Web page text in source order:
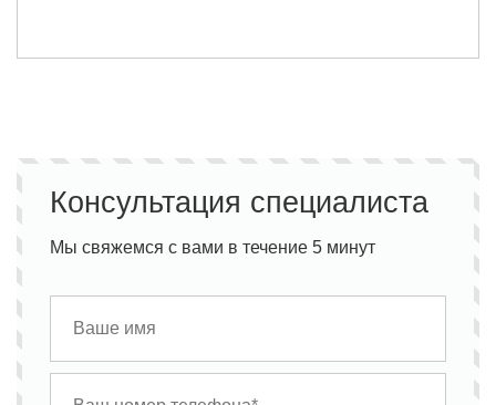
Консультация специалиста
Мы свяжемся с вами в течение 5 минут